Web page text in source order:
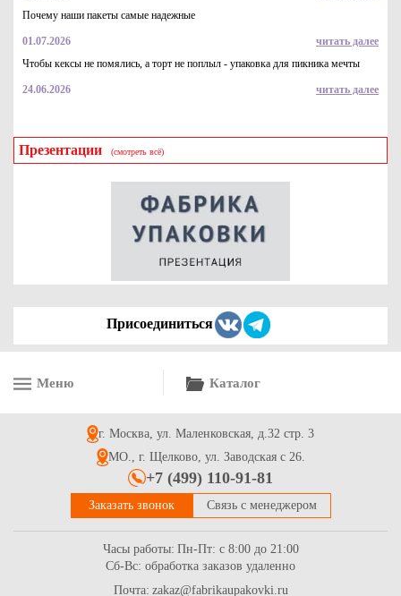
Почему наши пакеты самые надежные
01.07.2026
читать далее
Чтобы кексы не помялись, а торт не поплыл - упаковка для пикника мечты
24.06.2026 читать далее
Презентации (смотреть всё)
Присоединиться
Меню Каталог
г. Москва, ул. Маленковская, д.32 стр. 3
МО., г. Щелково, ул. Заводская с 26.
+7 (499) 110-91-81
Заказать звонок Связь с менеджером
Часы работы: Пн-Пт: с 8:00 до 21:00
Сб-Вс: обработка заказов удаленно
Почта: zakaz@fabrikaupakovki.ru